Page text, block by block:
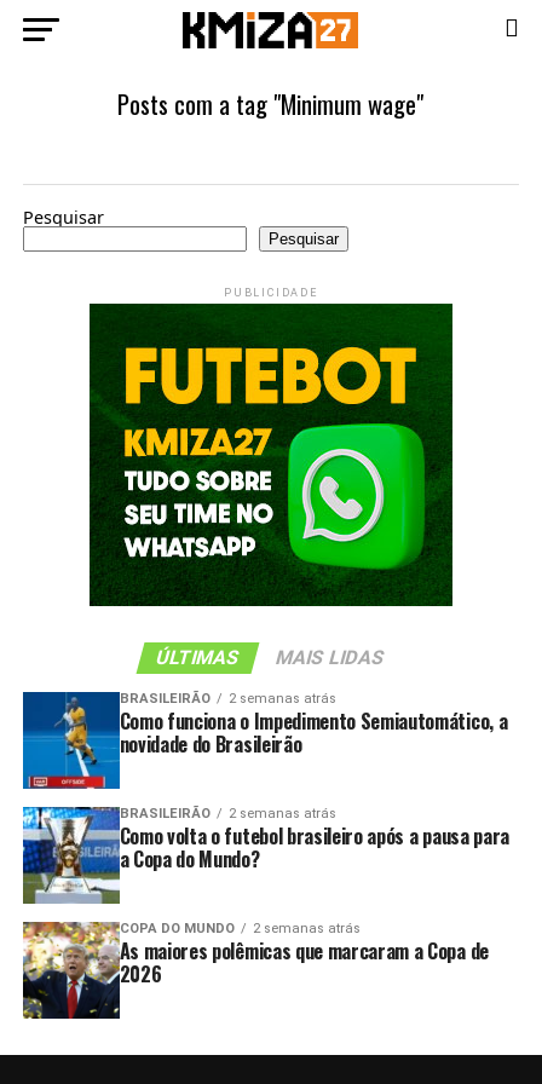
Posts com a tag "Minimum wage"
Pesquisar
Pesquisar
PUBLICIDADE
ÚLTIMAS MAIS LIDAS
BRASILEIRÃO 2 semanas atrás
Como funciona o Impedimento Semiautomático, a
novidade do Brasileirão
BRASILEIRÃO 2 semanas atrás
Como volta o futebol brasileiro após a pausa para
a Copa do Mundo?
COPA DO MUNDO 2 semanas atrás
As maiores polêmicas que marcaram a Copa de
2026